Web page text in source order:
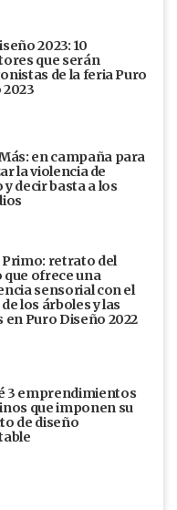
2023: 10
que serán
de la feria Puro
en campaña para
la violencia de
y decir basta a los
retrato del
que ofrece una
sensorial con el
los árboles y las
en Puro Diseño 2022
3 emprendimientos
que imponen su
de diseño